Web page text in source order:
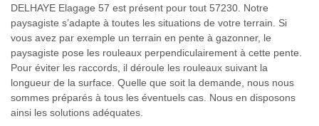
DELHAYE Elagage 57 est présent pour tout 57230. Notre
paysagiste s’adapte à toutes les situations de votre terrain. Si
vous avez par exemple un terrain en pente à gazonner, le
paysagiste pose les rouleaux perpendiculairement à cette pente.
Pour éviter les raccords, il déroule les rouleaux suivant la
longueur de la surface. Quelle que soit la demande, nous nous
sommes préparés à tous les éventuels cas. Nous en disposons
ainsi les solutions adéquates.